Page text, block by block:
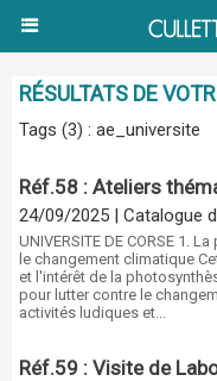
RÉSULTATS DE
Tags (3) : ae_universite
Réf.58 : Ateliers
24/09/2025 | Catalogue
UNIVERSITE DE CORSE 1.
le changement climatique
et l'intérêt de la
pour lutter contre le
activités ludiques et...
Réf.59 : Visite de